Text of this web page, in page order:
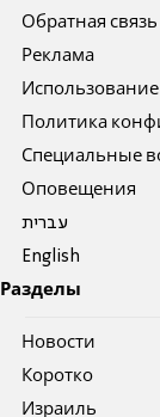
Обратная связь
Реклама
Политика
Специальные
Оповещения
עברית
English
Разделы
Новости
Коротко
Израиль